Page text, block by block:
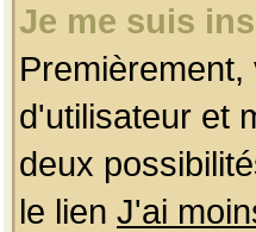
Je me suis
d'utilisateur et
deux
le lien J'ai